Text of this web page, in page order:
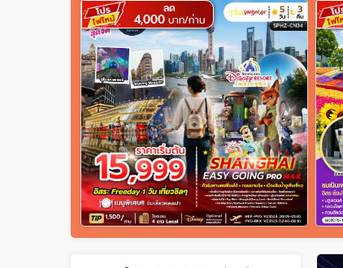
ลด
4,000 บาท/ท่าน